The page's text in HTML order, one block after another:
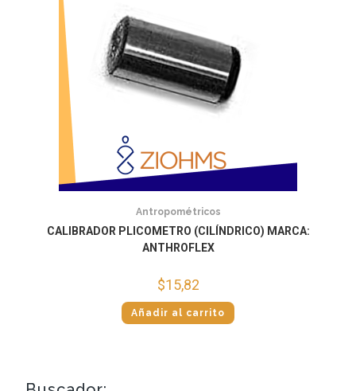
Antropométricos
CALIBRADOR PLICOMETRO (CILÍNDRICO) MARCA:
ANTHROFLEX
$15,82
Añadir al carrito